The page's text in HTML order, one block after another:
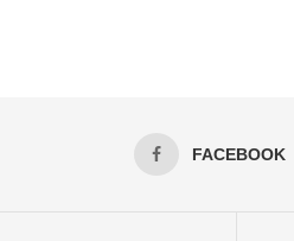
FACEBOOK